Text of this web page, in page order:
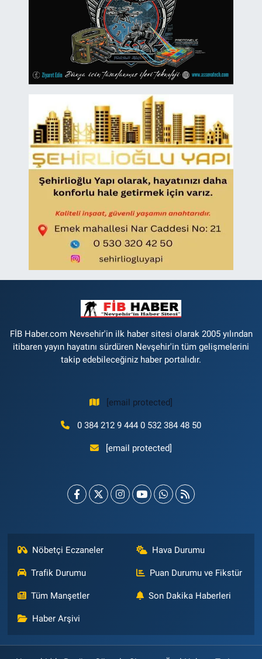
FİB Haber.com Nevsehir'in ilk haber sitesi olarak 2005 yılından
itibaren yayın hayatını sürdüren Nevşehir'in tüm gelişmelerini
takip edebileceğiniz haber portalıdır.
[email protected]
0 384 212 9 444 0 532 384 48 50
[email protected]
Nöbetçi Eczaneler Hava Durumu
Trafik Durumu Puan Durumu ve Fikstür
Tüm Manşetler Son Dakika Haberleri
Haber Arşivi